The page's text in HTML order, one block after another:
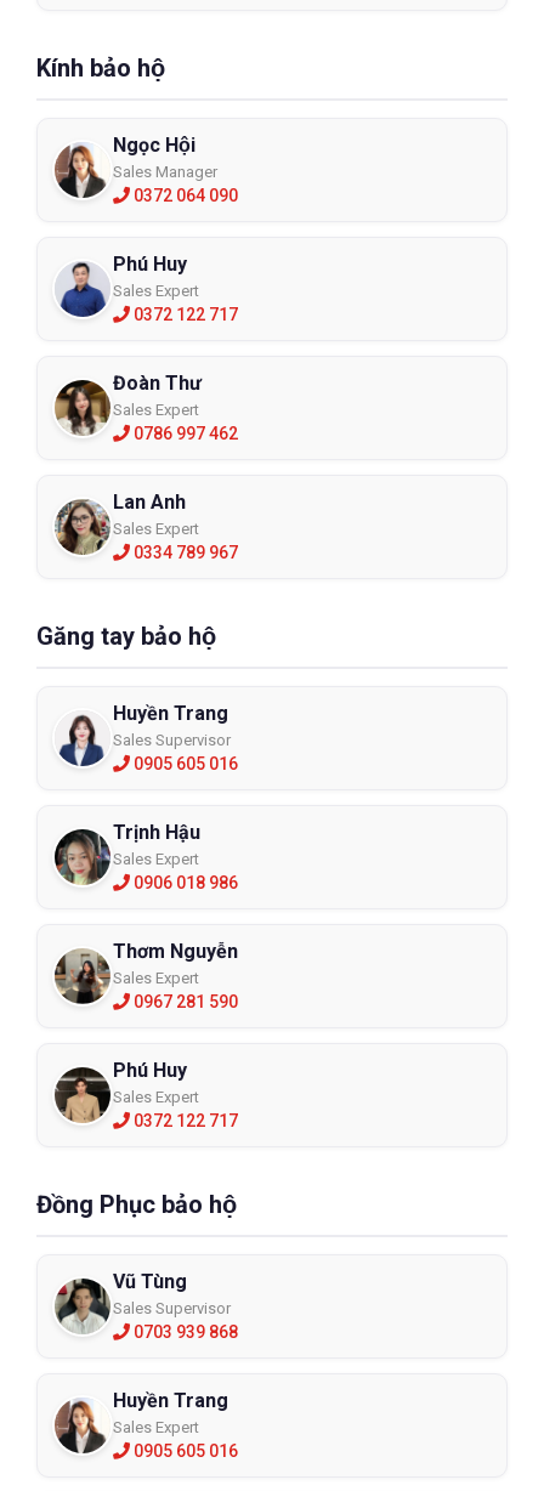
Kính bảo hộ
Ngọc Hội
Sales Manager
0372 064 090
Phú Huy
Sales Expert
0372 122 717
Đoàn Thư
Sales Expert
0786 997 462
Lan Anh
Sales Expert
0334 789 967
Găng tay bảo hộ
Huyền Trang
Sales Supervisor
0905 605 016
Trịnh Hậu
Sales Expert
0906 018 986
Thơm Nguyễn
Sales Expert
0967 281 590
Phú Huy
Sales Expert
0372 122 717
Đồng Phục bảo hộ
Vũ Tùng
Sales Supervisor
0703 939 868
Huyền Trang
Sales Expert
0905 605 016